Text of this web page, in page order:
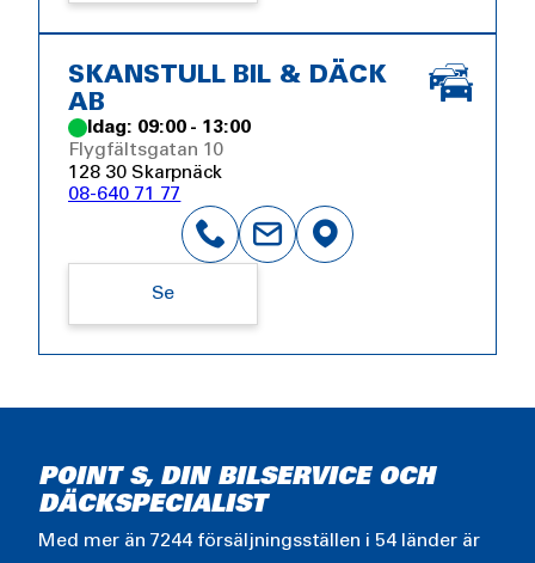
SKANSTULL BIL & DÄCK
AB
Idag: 09:00 - 13:00
Flygfältsgatan 10
128 30 Skarpnäck
08-640 71 77
Se
POINT S, DIN BILSERVICE OCH
DÄCKSPECIALIST
Med mer än 7244 försäljningsställen i 54 länder är